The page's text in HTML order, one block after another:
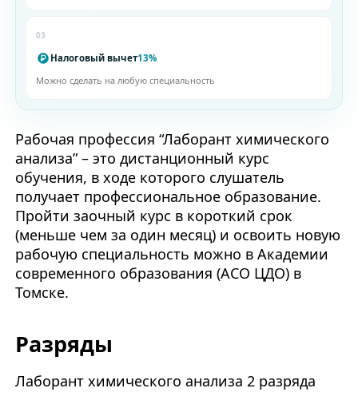
03
Налоговый вычет13%
Можно сделать на любую специальность
Рабочая профессия “Лаборант химического
анализа” – это дистанционный курс
обучения, в ходе которого слушатель
получает профессиональное образование.
Пройти заочный курс в короткий срок
(меньше чем за один месяц) и освоить новую
рабочую специальность можно в Академии
современного образования (АСО ЦДО) в
Томске.
Разряды
Лаборант химического анализа 2 разряда